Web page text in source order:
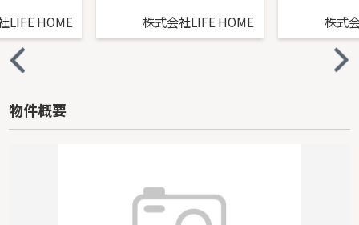
LIFE HOME
株式会社LIFE HOME
株式
物件概要